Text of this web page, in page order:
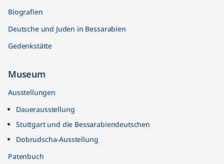
Biografien
Deutsche und Juden in Bessarabien
Gedenkstätte
Museum
Ausstellungen
Dauerausstellung
Stuttgart und die Bessarabiendeutschen
Dobrudscha­-Ausstellung
Patenbuch